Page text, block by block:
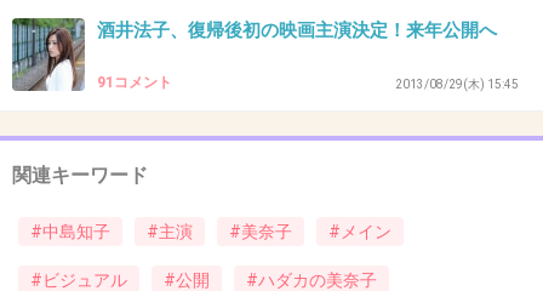
-2
てっちゃんこれでちゃだめだろｗｗｗ
酒井法子、復帰後初の映画主演決定！来年公開へ
91コメント 2013/08/29(木) 15:45
関連キーワード
#中島知子 #主演 #美奈子 #メイン
#ビジュアル #公開 #ハダカの美奈子